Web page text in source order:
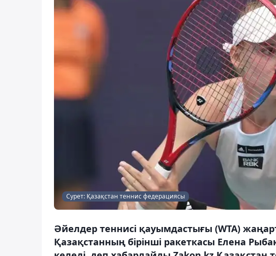
Сурет: Қазақстан теннис федерациясы
Әйелдер теннисі қауымдастығы (WTA)
Қазақстанның бірінші ракеткасы Елена